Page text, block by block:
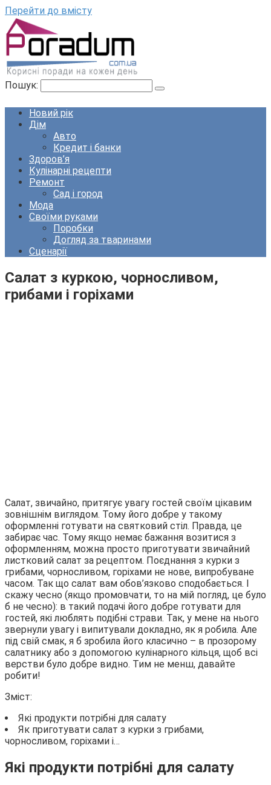
Перейти до вмісту
Пошук:
Новий рік
Дім
Авто
Кредит і банки
Здоров’я
Кулінарні рецепти
Ремонт
Сад і город
Мода
Своїми руками
Поробки
Догляд за тваринами
Сценарії
Салат з куркою, чорносливом,
грибами і горіхами
Салат, звичайно, притягує увагу гостей своїм цікавим
зовнішнім виглядом. Тому його добре у такому
оформленні готувати на святковий стіл. Правда, це
забирає час. Тому якщо немає бажання возитися з
оформленням, можна просто приготувати звичайний
листковий салат за рецептом. Поєднання з курки з
грибами, чорносливом, горіхами не нове, випробуване
часом. Так що салат вам обов’язково сподобається. І
скажу чесно (якщо промовчати, то на мій погляд, це було
б не чесно): в такий подачі його добре готувати для
гостей, які люблять подібні страви. Так, у мене на нього
звернули увагу і випитували докладно, як я робила. Але
під свій смак, я б зробила його класично – в прозорому
салатнику або з допомогою кулінарного кільця, щоб всі
верстви було добре видно. Тим не менш, давайте
робити!
Зміст:
Які продукти потрібні для салату
Як приготувати салат з курки з грибами,
чорносливом, горіхами і…
Які продукти потрібні для салату